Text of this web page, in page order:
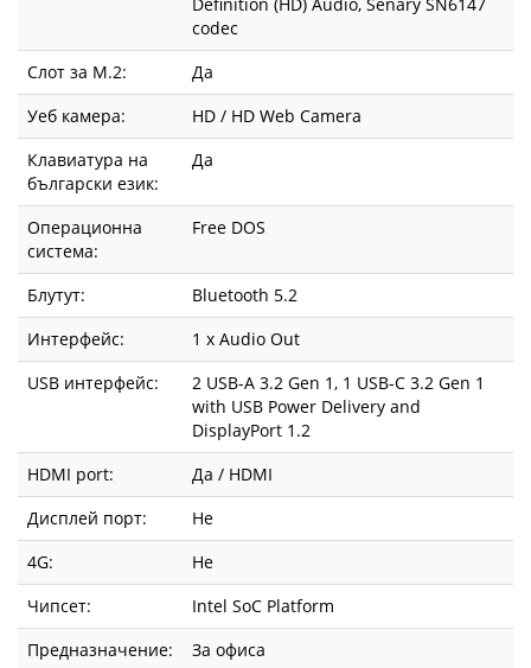
Definition (HD) Audio, Senary SN6147
codec
Слот за М.2:
Да
Уеб камера:
HD / HD Web Camera
Клавиатура на
български език:
Да
Операционна
система:
Free DOS
Блутут:
Bluetooth 5.2
Интерфейс:
1 x Audio Out
USB интерфейс:
2 USB-A 3.2 Gen 1, 1 USB-C 3.2 Gen 1
with USB Power Delivery and
DisplayPort 1.2
HDMI port:
Да / HDMI
Дисплей порт:
Не
4G:
Не
Чипсет:
Intel SoC Platform
Предназначение:
За офиса